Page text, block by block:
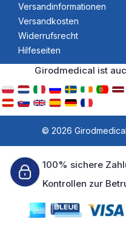
Versandinformationen
Versandkosten
Widerrufsrecht
Hilfeseiten
Girodmedical ist
© 2026
100% sichere
Kontrollen zur